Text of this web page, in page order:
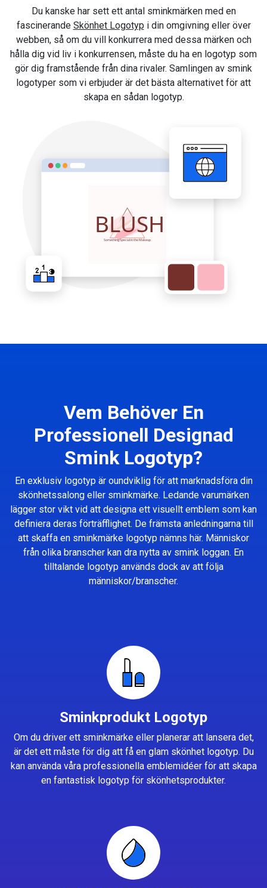
Du kanske har sett ett antal sminkmärken med en
fascinerande Skönhet Logotyp i din omgivning eller över
webben, så om du vill konkurrera med dessa märken och
hålla dig vid liv i konkurrensen, måste du ha en logotyp som
gör dig framstående från dina rivaler. Samlingen av smink
logotyper som vi erbjuder är det bästa alternativet för att
skapa en sådan logotyp.
Vem Behöver En
Professionell Designad
Smink Logotyp?
En exklusiv logotyp är oundviklig för att marknadsföra din
skönhetssalong eller sminkmärke. Ledande varumärken
lägger stor vikt vid att designa ett visuellt emblem som kan
definiera deras förträfflighet. De främsta anledningarna till
att skaffa en sminkmärke logotyp nämns här. Människor
från olika branscher kan dra nytta av smink loggan. En
tilltalande logotyp används dock av att följa
människor/branscher.
Sminkprodukt Logotyp
Om du driver ett sminkmärke eller planerar att lansera det,
är det ett måste för dig att få en glam skönhet logotyp. Du
kan använda våra professionella emblemidéer för att skapa
en fantastisk logotyp för skönhetsprodukter.